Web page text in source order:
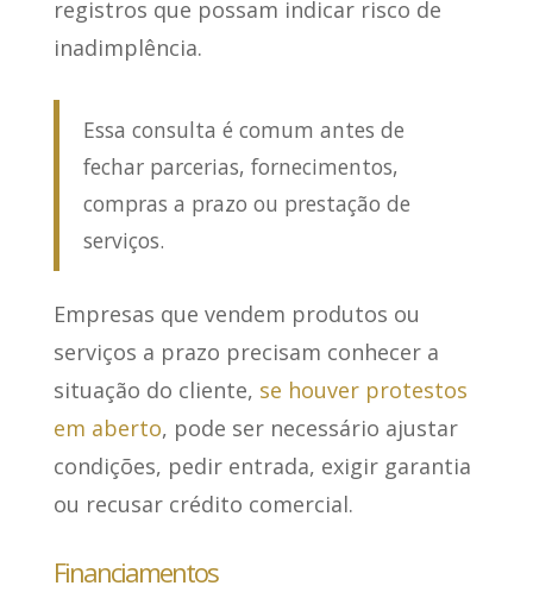
registros que possam indicar risco de
inadimplência.
Essa consulta é comum antes de
fechar parcerias, fornecimentos,
compras a prazo ou prestação de
serviços.
Empresas que vendem produtos ou
serviços a prazo precisam conhecer a
situação do cliente, se houver protestos
em aberto, pode ser necessário ajustar
condições, pedir entrada, exigir garantia
ou recusar crédito comercial.
Financiamentos